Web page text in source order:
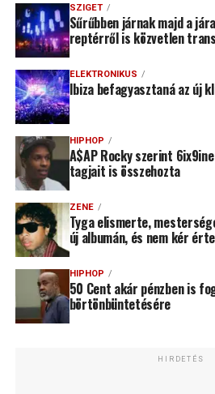
SZIGET
Sűrűbben járnak majd a
reptérről is közvetlen
ELEKTRONIKUS
Ibiza befagyasztaná az új
HIPHOP
A$AP Rocky szerint
tagjait is összehozta
ZENE
Tyga elismerte,
új albumán, és nem kér
HIPHOP
50 Cent akár pénzben is
börtönbüntetésére
HIRDETÉS